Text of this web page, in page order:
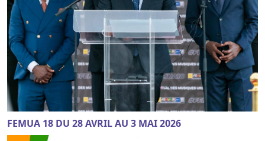
FEMUA 18 DU 28 AVRIL AU 3 MAI 2026